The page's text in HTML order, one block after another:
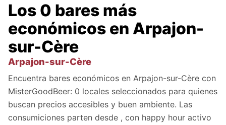
Los 0 bares más
económicos en Arpajon-
sur-Cère
Arpajon-sur-Cère
Encuentra bares económicos en Arpajon-sur-Cère con
MisterGoodBeer: 0 locales seleccionados para quienes
buscan precios accesibles y buen ambiente. Las
consumiciones parten desde , con happy hour activo